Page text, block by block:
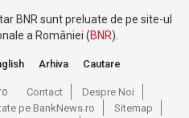
BNR sunt preluate de pe site-ul
a României (BNR).
Arhiva Cautare
Contact
Despre Noi
pe BankNews.ro Sitemap